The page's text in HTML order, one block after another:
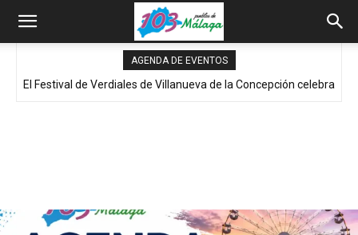
AGENDA DE EVENTOS
El Festival de Verdiales de Villanueva de la Concepción celebra